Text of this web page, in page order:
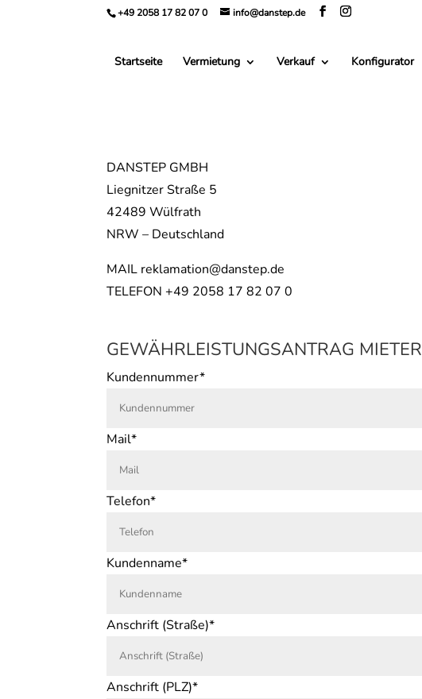
+49 2058 17 82 07 0 info@danstep.de
Startseite Vermietung Verkauf Konfigurator
DANSTEP GMBH
Liegnitzer Straße 5
42489 Wülfrath
NRW – Deutschland
MAIL reklamation@danstep.de
TELEFON +49 2058 17 82 07 0
GEWÄHRLEISTUNGSANTRAG MIETER
Kundennummer*
Mail*
Telefon*
Kundenname*
Anschrift (Straße)*
Anschrift (PLZ)*